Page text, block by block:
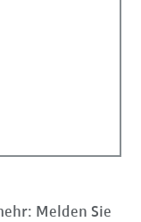
Melden Sie